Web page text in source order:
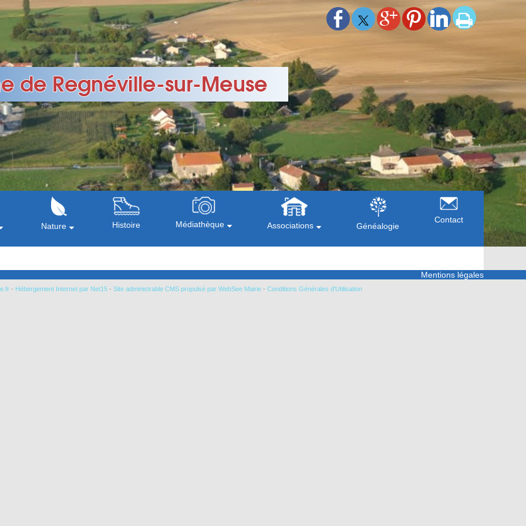
Nature Histoire Médiathèque Associations Généalogie
Contact
Mentions légales
- Hébergement Internet par Net15- Site administrable CMS propulsé par WebSee Mairie- Conditions Générales d'Utilisation